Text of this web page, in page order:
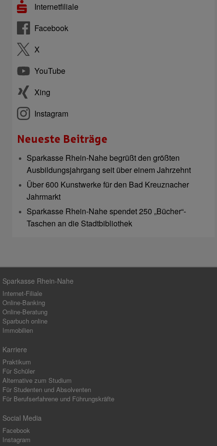
Internetfiliale
Facebook
X
YouTube
Xing
Instagram
Neueste Beiträge
Sparkasse Rhein-Nahe begrüßt den größten
Ausbildungsjahrgang seit über einem Jahrzehnt
Über 600 Kunstwerke für den Bad Kreuznacher
Jahrmarkt
Sparkasse Rhein-Nahe spendet 250 „Bücher“-
Taschen an die Stadtbibliothek
Sparkasse Rhein-Nahe
Internet-Filiale
Online-Banking
Online-Beratung
Sparbuch online
Immobilien
Karriere
Praktikum
Für Schüler
Alternative zum Studium
Für Studenten und Absolventen
Für Berufserfahrene und Führungskräfte
Social Media
Facebook
Instagram